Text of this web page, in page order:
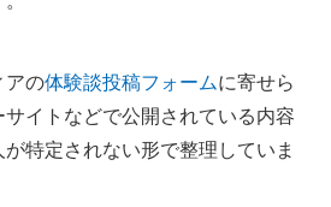
アの体験談投稿フォームに寄せら
イトなどで公開されている内容
特定されない形で整理していま